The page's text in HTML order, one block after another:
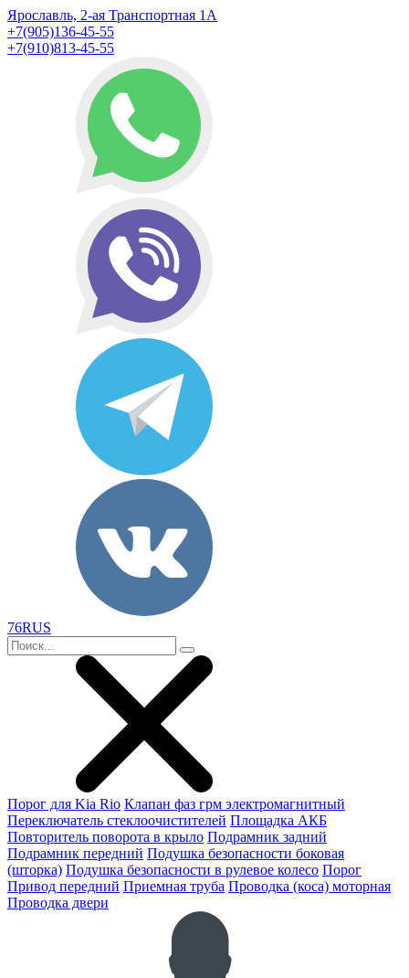
Ярославль, 2-ая Транспортная 1А
+7(905)136-45-55
+7(910)813-45-55
76RUS
Порог для Kia Rio Клапан фаз грм электромагнитный
Переключатель стеклоочистителей Площадка АКБ
Повторитель поворота в крыло Подрамник задний
Подрамник передний Подушка безопасности боковая
(шторка) Подушка безопасности в рулевое колесо Порог
Привод передний Приемная труба Проводка (коса) моторная
Проводка двери